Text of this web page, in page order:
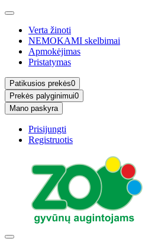
Verta žinoti
NEMOKAMI skelbimai
Apmokėjimas
Pristatymas
Patikusios prekės0
Prekės palyginimui0
Mano paskyra
Prisijungti
Registruotis